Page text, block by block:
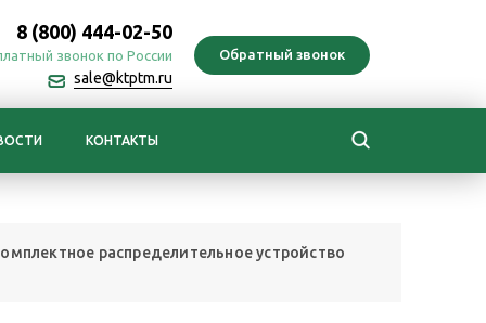
8 (800) 444-02-50
звонок по России
sale@ktptm.ru
КОНТАКТЫ
распределительное устройство